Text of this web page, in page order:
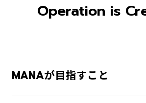
Operation is
MANAが目指すこと